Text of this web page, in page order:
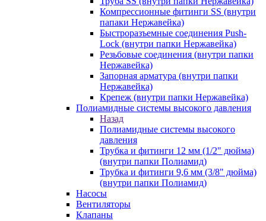
Компрессионные фитинги SS (внутри
папаки Нержавейка)
Быстроразъемные соединения Push-
Lock (внутри папки Нержавейка)
Резьбовые соединения (внутри папки
Нержавейка)
Запорная арматура (внутри папки
Нержавейка)
Крепеж (внутри папки Нержавейка)
Полиамидные системы высокого давления
Назад
Полиамидные системы высокого
давления
Трубка и фитинги 12 мм (1/2" дюйма)
(внутри папки Полиамид)
Трубка и фитинги 9,6 мм (3/8" дюйма)
(внутри папки Полиамид)
Насосы
Вентиляторы
Клапаны